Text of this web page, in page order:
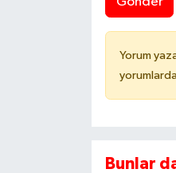
Yorum
Bunlar